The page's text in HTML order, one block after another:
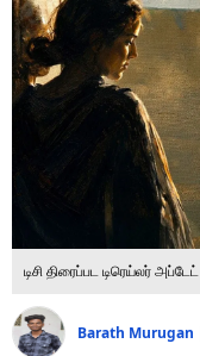
ஹெஃல்த்
ஷார்ட் வீடியோஸ்
வலை கதைகள்
போட்டோ கேலரி
டிசி திரைப்பட டிரெய்லர் அப்டேட்
Barath Murugan